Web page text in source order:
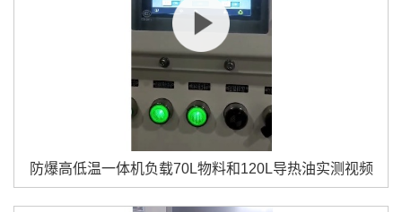
防爆高低温一体机负载70L物料和120L导热油实测视频